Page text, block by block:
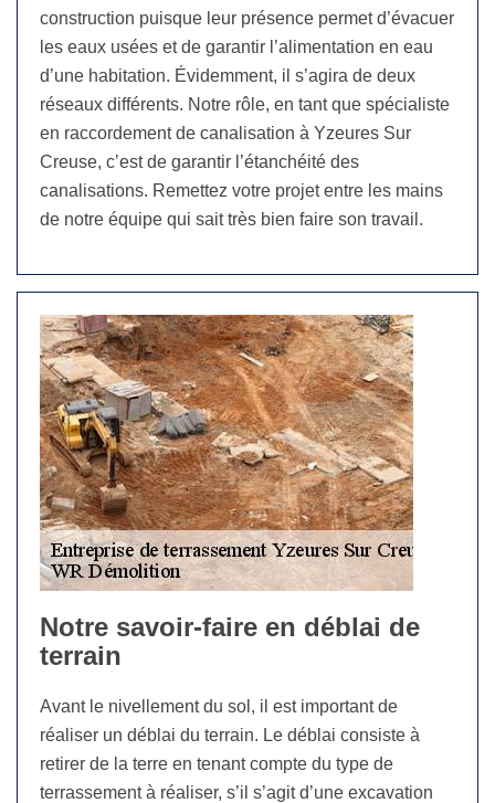
construction puisque leur présence permet d’évacuer
les eaux usées et de garantir l’alimentation en eau
d’une habitation. Évidemment, il s’agira de deux
réseaux différents. Notre rôle, en tant que spécialiste
en raccordement de canalisation à Yzeures Sur
Creuse, c’est de garantir l’étanchéité des
canalisations. Remettez votre projet entre les mains
de notre équipe qui sait très bien faire son travail.
Notre savoir-faire en déblai de
terrain
Avant le nivellement du sol, il est important de
réaliser un déblai du terrain. Le déblai consiste à
retirer de la terre en tenant compte du type de
terrassement à réaliser, s’il s’agit d’une excavation